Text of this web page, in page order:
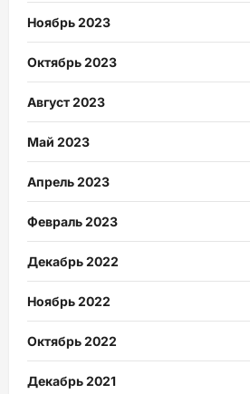
Ноябрь 2023
Октябрь 2023
Август 2023
Май 2023
Апрель 2023
Февраль 2023
Декабрь 2022
Ноябрь 2022
Октябрь 2022
Декабрь 2021